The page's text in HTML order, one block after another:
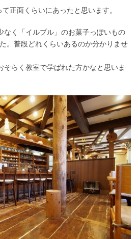
正面くらいにあったと思います。
なく「イルプル」のお菓子っぽいもの
。普段どれくらいあるのか分かりませ
そらく教室で学ばれた方かなと思いま